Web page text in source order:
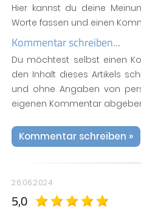
Hier kannst du deine
Worte fassen und einen
Kommentar schreiben...
Du möchtest selbst einen
den Inhalt dieses Artikels
und ohne Angaben von
eigenen Kommentar
Kommentar schreiben »
26.06.2024
5,0